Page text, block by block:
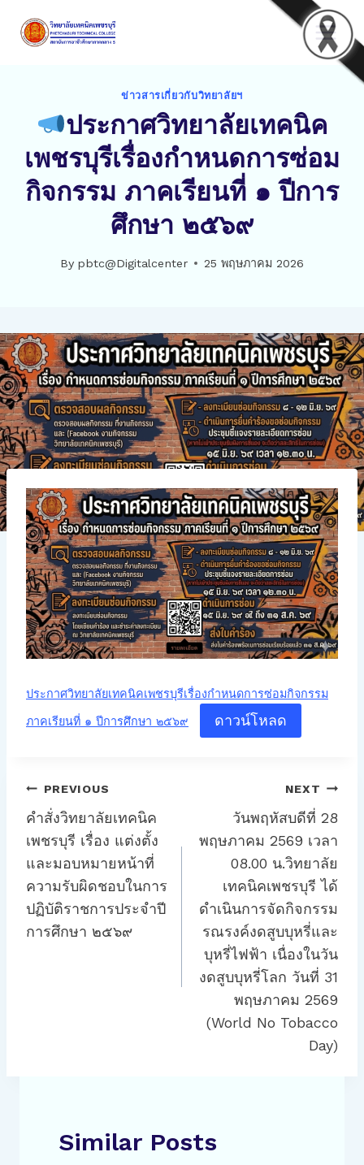
ข่าวสารเกี่ยวกับวิทยาลัยฯ
ประกาศวิทยาลัยเทคนิค
เพชรบุรีเรื่องกำหนดการซ่อม
กิจกรรม ภาคเรียนที่ ๑ ปีการ
ศึกษา ๒๕๖๙
By pbtc@Digitalcenter 25 พฤษภาคม 2026
ประกาศวิทยาลัยเทคนิคเพชรบุรีเรื่องกำหนดการซ่อมกิจกรรม
ภาคเรียนที่ ๑ ปีการศึกษา ๒๕๖๙ ดาวน์โหลด
แนะแนว
เรื่อง
PREVIOUS
คำสั่งวิทยาลัยเทคนิค
เพชรบุรี เรื่อง แต่งตั้ง
และมอบหมายหน้าที่
ความรับผิดชอบในการ
ปฏิบัติราชการประจำปี
การศึกษา ๒๕๖๙
NEXT
วันพฤหัสบดีที่ 28
พฤษภาคม 2569 เวลา
08.00 น.วิทยาลัย
เทคนิคเพชรบุรี ได้
ดำเนินการจัดกิจกรรม
รณรงค์งดสูบบุหรี่และ
บุหรี่ไฟฟ้า เนื่องในวัน
งดสูบบุหรี่โลก วันที่ 31
พฤษภาคม 2569
(World No Tobacco
Day)
Similar Posts